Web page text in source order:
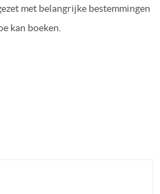
met belangrijke bestemmingen
kan boeken.